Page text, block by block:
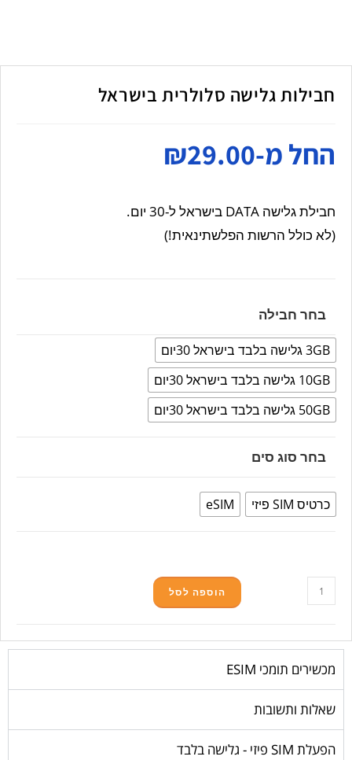
חבילות גלישה סלולרית בישראל
החל מ- ₪29.00
חבילת גלישה DATA בישראל ל-30 יום.
(לא כולל הרשות הפלשתינאית!)
בחר חבילה
3GB גלישה בלבד בישראל 30יום
10GB גלישה בלבד בישראל 30יום
50GB גלישה בלבד בישראל 30יום
בחר סוג סים
כרטיס SIM פיזי eSIM
הוספה לסל
מכשירים תומכי ESIM
שאלות ותשובות
הפעלת SIM פיזי - גלישה בלבד